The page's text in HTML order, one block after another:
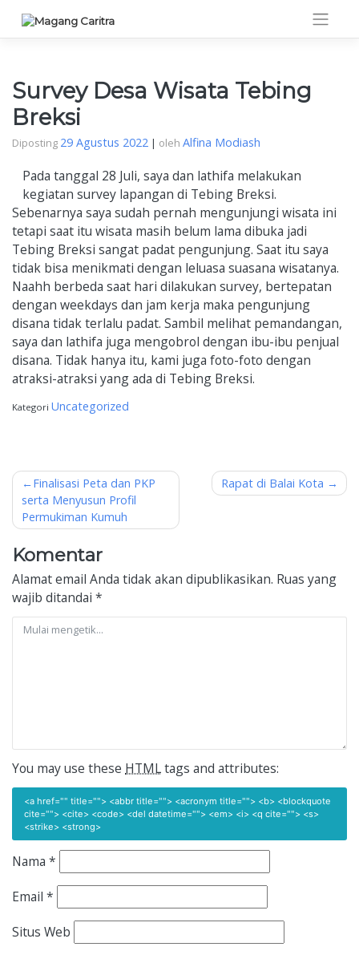
content
Survey Desa Wisata Tebing
Breksi
Diposting 29 Agustus 2022 | oleh Alfina Modiash
Pada tanggal 28 Juli, saya dan lathifa melakukan
kegiatan survey lapangan di Tebing Breksi.
Sebenarnya saya sudah pernah mengunjungi wisata ini
tetapi saat itu wisata masih belum lama dibuka jadi
Tebing Breksi sangat padat pengunjung. Saat itu saya
tidak bisa menikmati dengan leluasa suasana wisatanya.
Naahh berbeda saat hari dilakukan survey, bertepatan
dengan weekdays dan jam kerja maka pengunjung
disana tidak terlalu padat. Sambil melihat pemandangan,
saya dan lathifa juga mengobrol dengan ibu-ibu penjual
disana. Tidak hanya itu, kami juga foto-foto dengan
atraksi-atraksi yang ada di Tebing Breksi.
Kategori Uncategorized
Navigasi
pos
Finalisasi Peta dan PKP
serta Menyusun Profil
Permukiman Kumuh
Rapat di Balai Kota
Komentar
Alamat email Anda tidak akan dipublikasikan. Ruas yang
wajib ditandai *
You may use these HTMLtags and attributes:
<a href="" title=""> <abbr title=""> <acronym title=""> <b> <blockquote
cite=""> <cite> <code> <del datetime=""> <em> <i> <q cite=""> <s>
<strike> <strong>
Nama *
Email *
Situs Web